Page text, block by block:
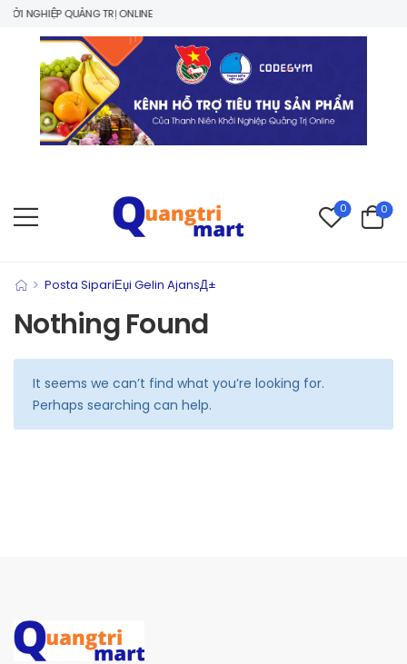
NGHIỆP QUẢNG TRỊ ONLINE
0 0
> Posta SipariЕџi Gelin AjansД±
Nothing Found
It seems we can’t find what you’re looking for.
Perhaps searching can help.